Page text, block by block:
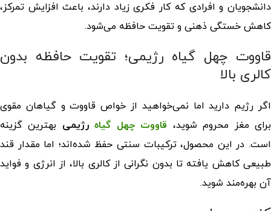
دانشجویان و افرادی که کار فکری زیاد دارند، باعث افزایش تمرکز،
کاهش خستگی ذهنی و تقویت حافظه می‌شود.
قاووت چهل گیاه رژیمی؛ تقویت حافظه بدون
کالری بالا
اگر رژیم دارید اما نمی‌خواهید از خواص قاووت و گیاهان مقوی
برای مغز محروم شوید، قاووت چهل گیاهرژیمی بهترین گزینه
است. در این محصول، ترکیبات سنتی حفظ شده‌اند؛ اما مقدار قند
طبیعی کاهش یافته تا بدون نگرانی از کالری بالا، از انرژی و فواید
آن بهره‌مند شوید.